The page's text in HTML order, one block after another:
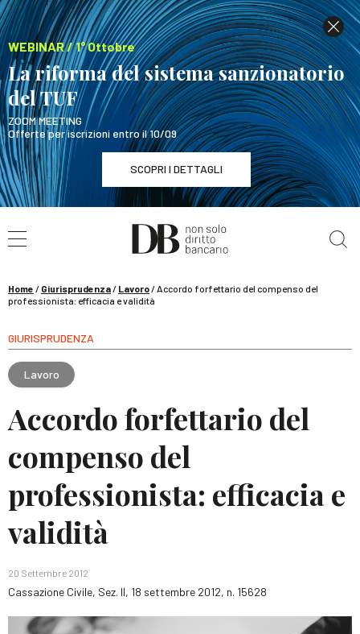
WEBINAR / 1° Ottobre
La riforma del sistema sanzionatorio
del TUF
ZOOM MEETING
Offerte per iscrizioni entro il 10/09
SCOPRI I DETTAGLI
WEBINAR / 1° Ottobre
La riforma del sistema sanzionatorio del TUF
Home / Giurisprudenza/ Lavoro/Accordo forfettario del compenso del
professionista: efficacia e validità
GIURISPRUDENZA
Lavoro
Accordo forfettario del
compenso del
professionista: efficacia e
validità
20 Settembre 2012
Cassazione Civile, Sez. II, 18 settembre 2012, n. 15628